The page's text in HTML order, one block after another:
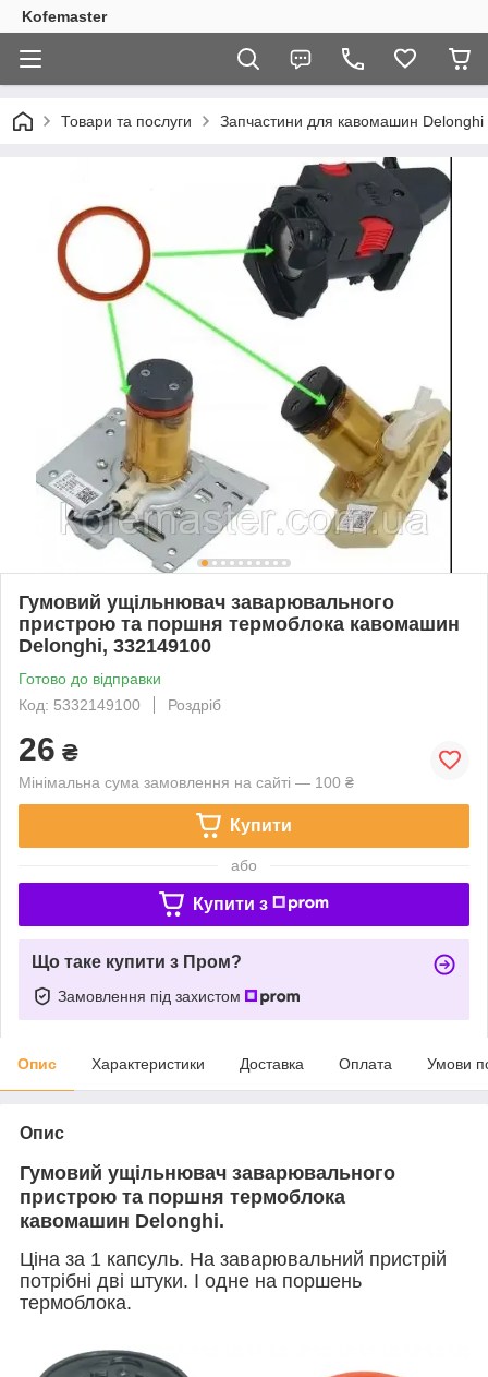
Kofemaster
Товари та послуги Запчастини для кавомашин Delonghi
Гумовий ущільнювач заварювального
пристрою та поршня термоблока кавомашин
Delonghi, 332149100
Готово до відправки
Код: 5332149100
Роздріб
26 ₴
Мінімальна сума замовлення на сайті — 100 ₴
Купити
або
Купити з
Що таке купити з Пром?
Замовлення під захистом
Опис Характеристики Доставка Оплата Умови
Опис
Гумовий ущільнювач заварювального
пристрою та поршня термоблока
кавомашин Delonghi.
Ціна за 1 капсуль. На заварювальний пристрій
потрібні дві штуки. І одне на поршень
термоблока.